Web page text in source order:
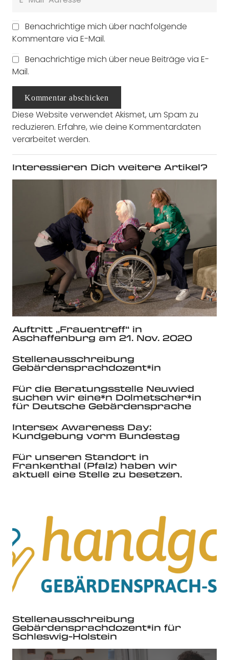
Benachrichtige mich über nachfolgende
Kommentare via E-Mail.
Benachrichtige mich über neue Beiträge via E-
Mail.
Kommentar abschicken
Diese Website verwendet Akismet, um Spam zu
reduzieren. Erfahre, wie deine Kommentardaten
verarbeitet werden.
Interessieren Dich weitere Artikel?
Auftritt „Frauentreff“ in
Aschaffenburg am 21. Nov. 2020
Stellenausschreibung
Gebärdensprachdozent*in
Für die Beratungsstelle Neuwied
suchen wir eine*n Dolmetscher*in
für Deutsche Gebärdensprache
Intersex Awareness Day:
Kundgebung vorm Bundestag
Für unseren Standort in
Frankenthal (Pfalz) haben wir
aktuell eine Stelle zu besetzen.
Stellenausschreibung
Gebärdensprachdozent*in für
Schleswig-Holstein